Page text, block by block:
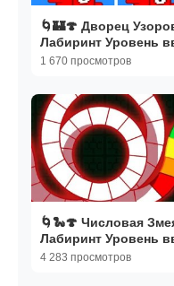
🌀🏰🍄 Дворец
Лабиринт Уровень
1 670 просмотров
🌀🐍🍄 Числовая
Лабиринт Уровень
4 283 просмотров